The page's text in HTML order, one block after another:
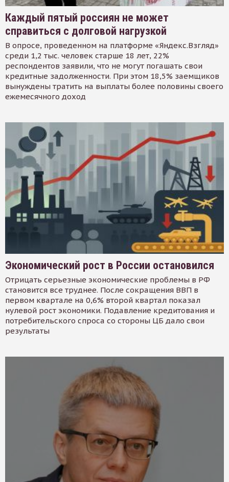
Каждый пятый россиян не может
справиться с долговой нагрузкой
В опросе, проведенном на платформе «Яндекс.Взгляд»
среди 1,2 тыс. человек старше 18 лет, 22%
респондентов заявили, что не могут погашать свои
кредитные задолженности. При этом 18,5% заемщиков
вынуждены тратить на выплаты более половины своего
ежемесячного доход
Экономический рост в России остановился
Отрицать серьезные экономические проблемы в РФ
становится все труднее. После сокращения ВВП в
первом квартале на 0,6% второй квартал показал
нулевой рост экономики. Подавление кредитования и
потребительского спроса со стороны ЦБ дало свои
результаты